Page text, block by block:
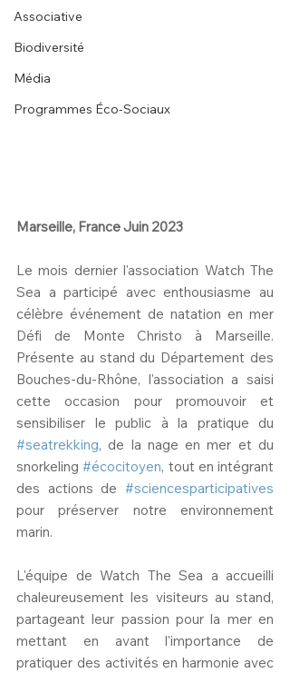
Associative
Biodiversité
Média
Programmes Éco-Sociaux
Marseille, France Juin 2023
Le mois dernier l'association Watch The
Sea a participé avec enthousiasme au
célèbre événement de natation en mer
Défi de Monte Christo à Marseille.
Présente au stand du Département des
Bouches-du-Rhône, l'association a saisi
cette occasion pour promouvoir et
#seatrekking, de la nage en mer et du
snorkeling #écocitoyen, tout en intégrant
des actions de #sciencesparticipatives
pour préserver notre environnement
marin.
L'équipe de Watch The Sea a accueilli
chaleureusement les visiteurs au stand,
partageant leur passion pour la mer en
mettant en avant l'importance de
pratiquer des activités en harmonie avec